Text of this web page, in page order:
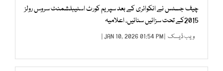
چیف جسٹس نے انکوائری کے بعد سپریم کورٹ اسٹیبلشمنٹ سروس رولز
2015کے تحت سزائیں سنائیں، اعلامیہ
ویب ڈیسک | JAN 10, 2026 01:54 PM |